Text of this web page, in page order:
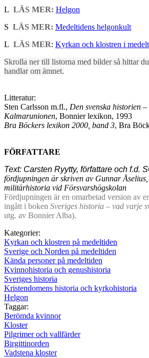
L LÄS MER: Helgon
S LÄS MER: Medeltidens helgonkult
L LÄS MER: Kyrkan och klostren i
Skrolla ner till listorna med bilder så hittar
handlar om ämnet.
Litteratur:
Sten Carlsson m.fl., Den svenska historien
Kalmarunionen, Bonnier lexikon, 1993
Bra Böckers lexikon 2000, band 3, Bra
FÖRFATTARE
Text: Carsten Ryytty, författare och f.d.
fördjupningen är skriven av Gunnar
militärhistoria vid Försvarshögskolan
Fördjupningen är en omarbetad version av
ingått i boken Sveriges historia – vad varje
utg. av Bonnier Alba).
Kategorier:
Kyrkan och klostren på medeltiden
Sverige och Norden på medeltiden
Kända personer på medeltiden
Kvinnohistoria och genushistoria
Sveriges historia
Kristendomens historia och kyrkohistoria
Helgon
Taggar:
Berömda kvinnor
Kloster
Pilgrimer och vallfärder
Birgittinorden
Vadstena kloster